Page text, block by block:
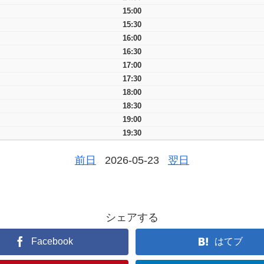
15:00
15:30
16:00
16:30
17:00
17:30
18:00
18:30
19:00
19:30
前日 2026-05-23 翌日
シェアする
Facebook はてブ